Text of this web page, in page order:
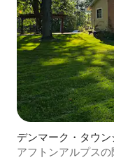
デンマーク・タウ
アフトンアルプス